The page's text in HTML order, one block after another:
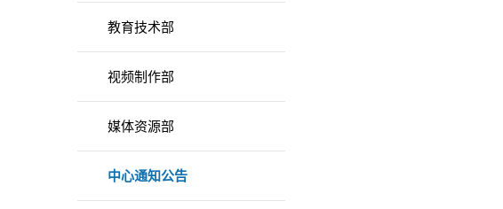
教育技术部
视频制作部
媒体资源部
中心通知公告